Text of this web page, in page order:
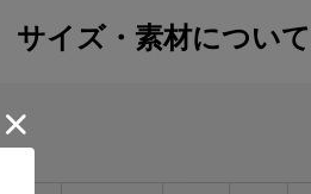
サイズ・素材について